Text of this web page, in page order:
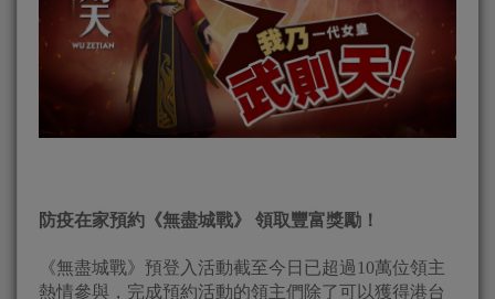
防疫在家預約《無盡城戰》 領取豐富獎勵 ！
《無盡城戰》預登入活動截至今日已超過10萬位領主
熱情參與，完成預約活動的領主們除了可以獲得港台